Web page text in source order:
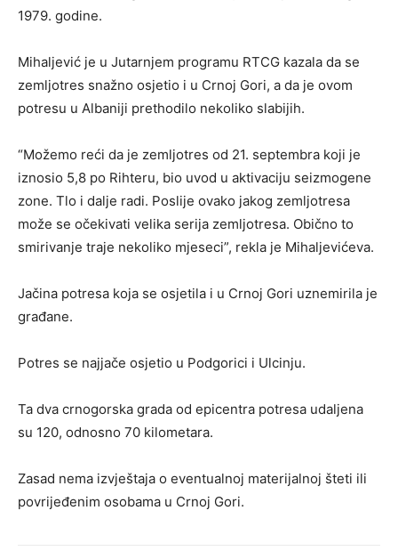
1979. godine.
Mihaljević je u Jutarnjem programu RTCG kazala da se
zemljotres snažno osjetio i u Crnoj Gori, a da je ovom
potresu u Albaniji prethodilo nekoliko slabijih.
“Možemo reći da je zemljotres od 21. septembra koji je
iznosio 5,8 po Rihteru, bio uvod u aktivaciju seizmogene
zone. Tlo i dalje radi. Poslije ovako jakog zemljotresa
može se očekivati velika serija zemljotresa. Obično to
smirivanje traje nekoliko mjeseci”, rekla je Mihaljevićeva.
Jačina potresa koja se osjetila i u Crnoj Gori uznemirila je
građane.
Potres se najjače osjetio u Podgorici i Ulcinju.
Ta dva crnogorska grada od epicentra potresa udaljena
su 120, odnosno 70 kilometara.
Zasad nema izvještaja o eventualnoj materijalnoj šteti ili
povrijeđenim osobama u Crnoj Gori.